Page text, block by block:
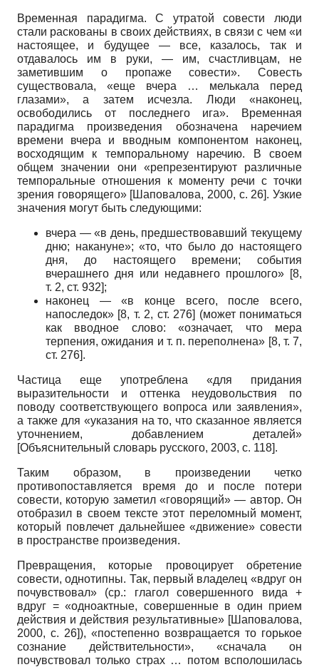
Временная парадигма. С утратой совести люди
стали раскованы в своих действиях, в связи с чем «и
настоящее, и будущее — все, казалось, так и
отдавалось им в руки, — им, счастливцам, не
заметившим о пропаже совести». Совесть
существовала, «еще вчера … мелькала перед
глазами», а затем исчезла. Люди «наконец,
освободились от последнего ига». Временная
парадигма произведения обозначена наречием
времени вчера и вводным компонентом наконец,
восходящим к темпоральному наречию. В своем
общем значении они «репрезентируют различные
темпоральные отношения к моменту речи с точки
зрения говорящего» [Шаповалова, 2000, с. 26]. Узкие
значения могут быть следующими:
вчера — «в день, предшествовавший текущему
дню; накануне»; «то, что было до настоящего
дня, до настоящего времени; события
вчерашнего дня или недавнего прошлого» [8,
т. 2, ст. 932];
наконец — «в конце всего, после всего,
напоследок» [8, т. 2, ст. 276] (может пониматься
как вводное слово: «означает, что мера
терпения, ожидания и т. п. переполнена» [8, т. 7,
ст. 276].
Частица еще употреблена «для придания
выразительности и оттенка неудовольствия по
поводу соответствующего вопроса или заявления»,
а также для «указания на то, что сказанное является
уточнением, добавлением деталей»
[Объяснительный словарь русского, 2003, с. 118].
Таким образом, в произведении четко
противопоставляется время до и после потери
совести, которую заметил «говорящий» — автор. Он
отобразил в своем тексте этот переломный момент,
который повлечет дальнейшее «движение» совести
в пространстве произведения.
Превращения, которые провоцирует обретение
совести, однотипны. Так, первый владелец «вдруг он
почувствовал» (ср.: глагол совершенного вида +
вдруг = «одноактные, совершенные в один прием
действия и действия результативные» [Шаповалова,
2000, с. 26]), «постепенно возвращается то горькое
сознание действительности», «сначала он
почувствовал только страх … потом всполошилась